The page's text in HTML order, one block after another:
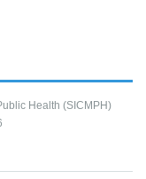
Health (SICMPH)